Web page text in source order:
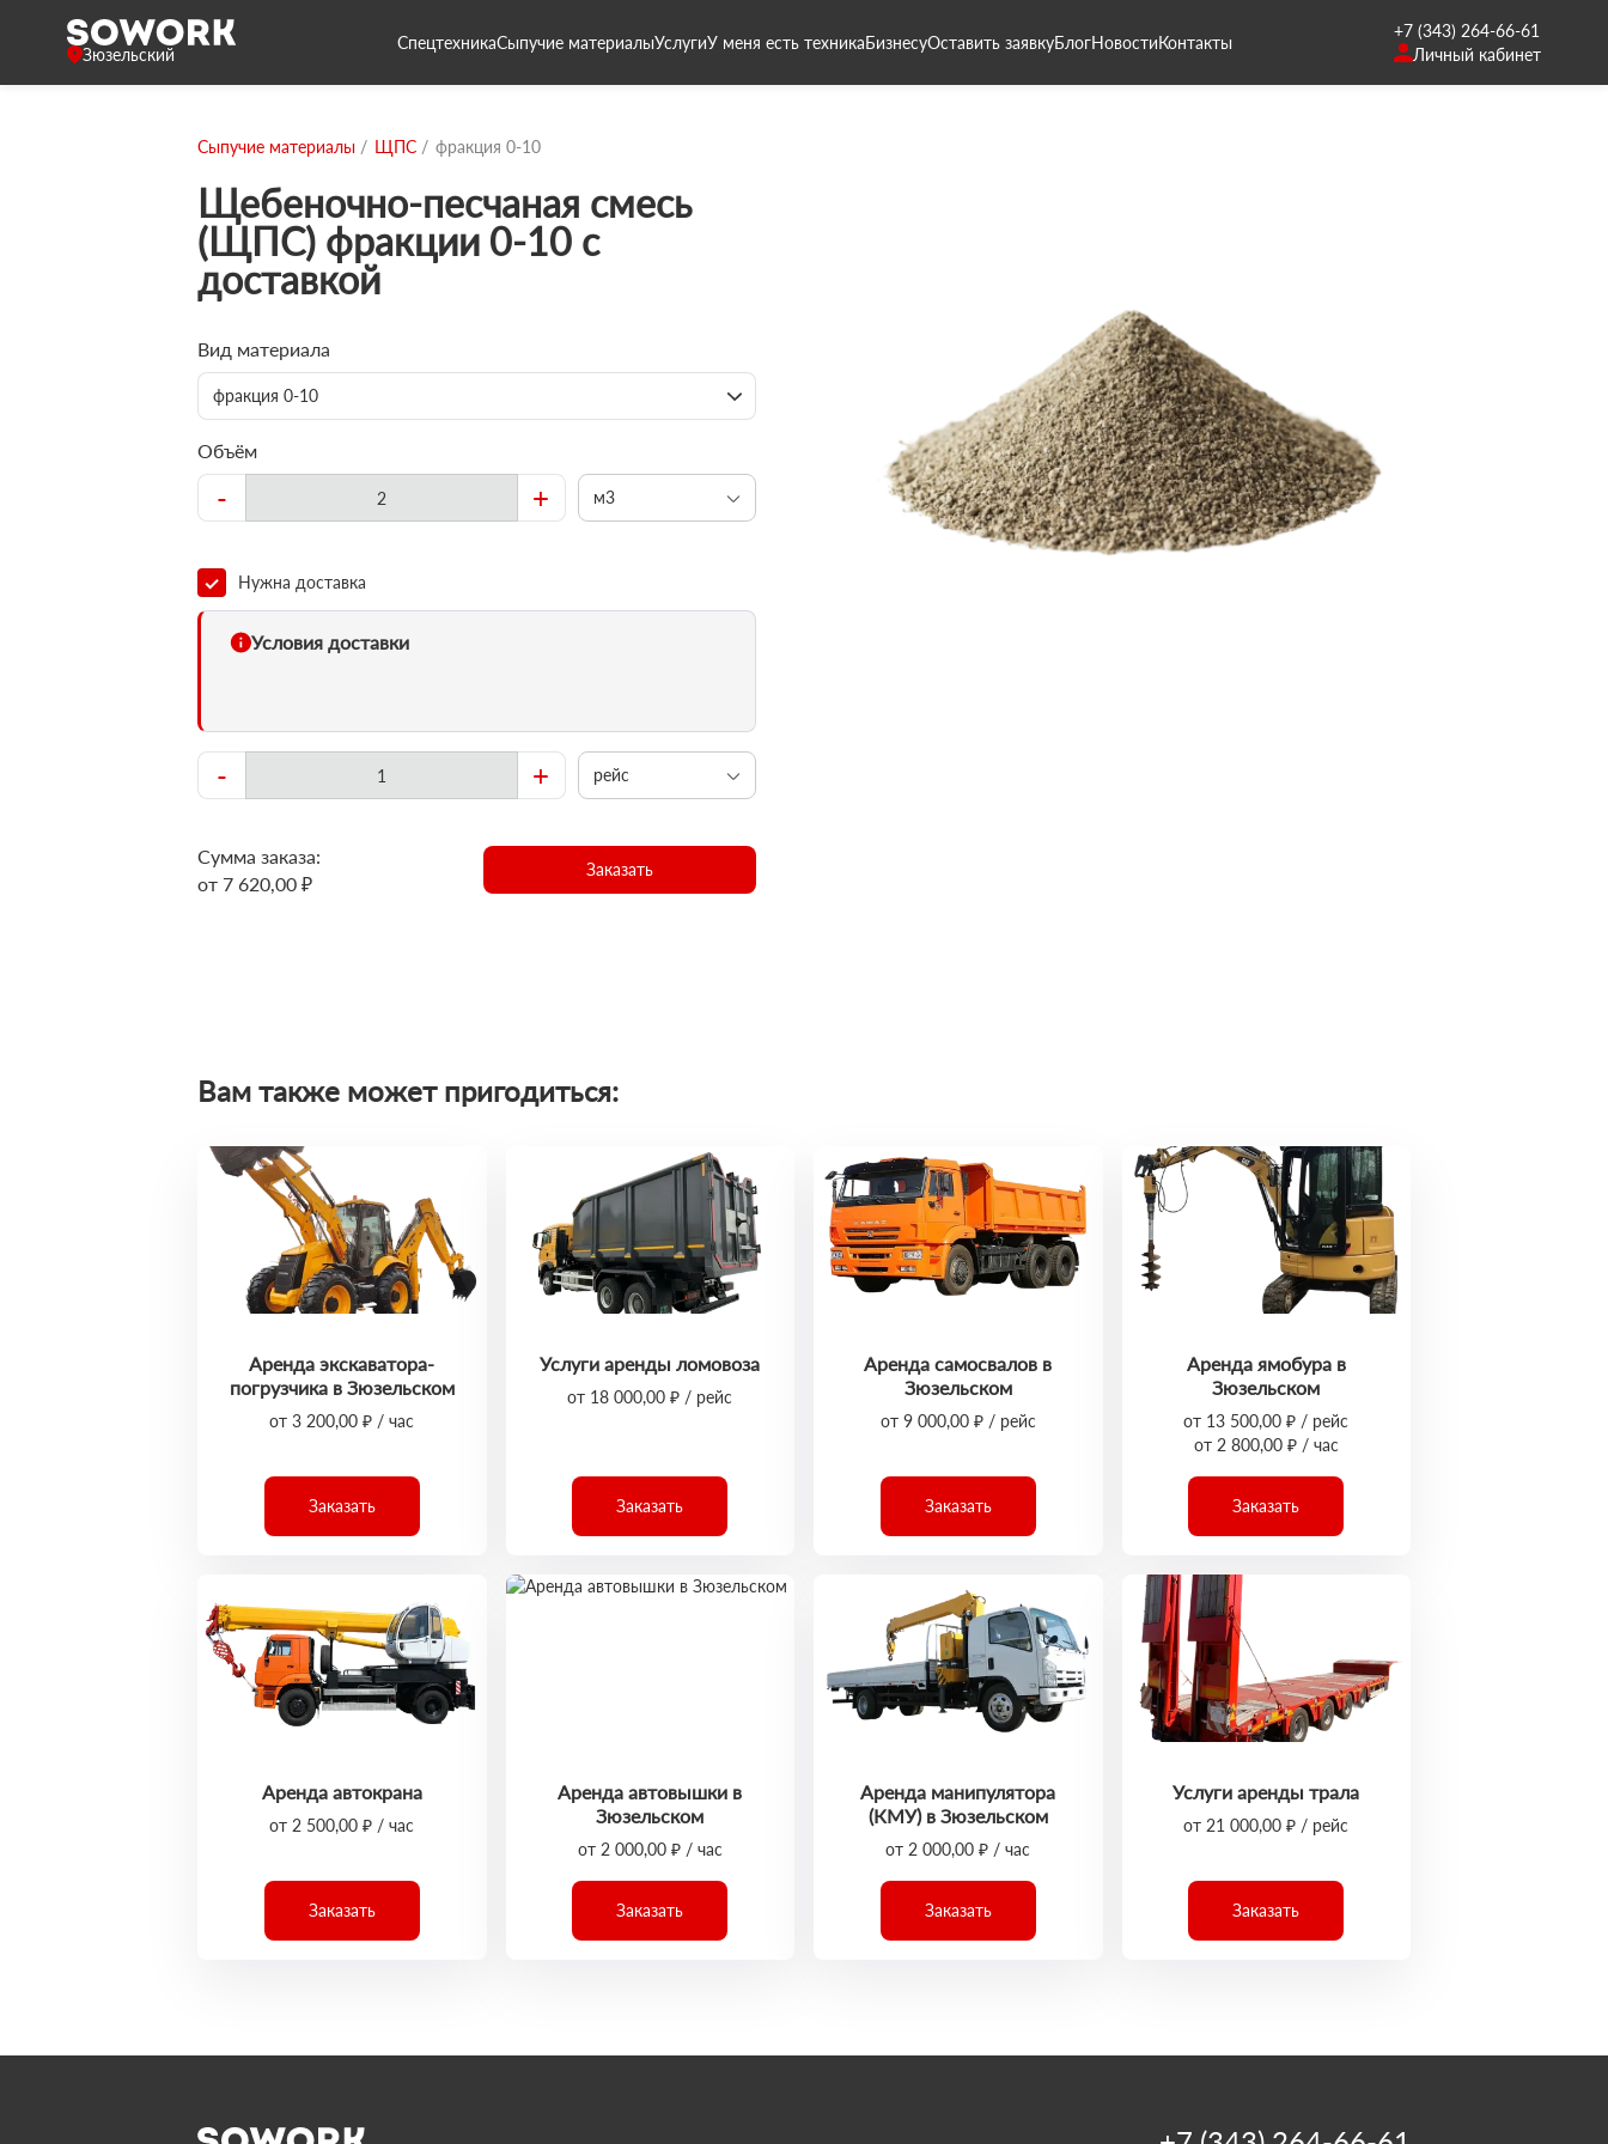
Зюзельский
СпецтехникаСыпучие материалыУслугиУ меня есть техникаБизнесуОставить заявкуБлогНовостиКонтакты
+7 (343) 264-66-61
Личный кабинет
Сыпучие материалы ЩПС фракция 0-10
Щебеночно-песчаная смесь
(ЩПС) фракции 0-10 с
доставкой
Вид материала
фракция 0-10
Объём
- + м3
Нужна доставка
Условия доставки
- + рейс
Сумма заказа:
от 7 620,00 ₽
Заказать
Вам также может пригодиться:
Аренда экскаватора-
погрузчика в Зюзельском
от 3 200,00 ₽ / час
Заказать
Услуги аренды ломовоза
от 18 000,00 ₽ / рейс
Заказать
Аренда самосвалов в
Зюзельском
от 9 000,00 ₽ / рейс
Заказать
Аренда ямобура в
Зюзельском
от 13 500,00 ₽ / рейс
от 2 800,00 ₽ / час
Заказать
Аренда автокрана
от 2 500,00 ₽ / час
Заказать
Аренда автовышки в
Зюзельском
от 2 000,00 ₽ / час
Заказать
Аренда манипулятора
(КМУ) в Зюзельском
от 2 000,00 ₽ / час
Заказать
Услуги аренды трала
от 21 000,00 ₽ / рейс
Заказать